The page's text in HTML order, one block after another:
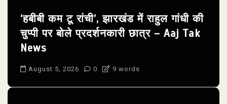
‘हबीबी कम टू रांची’, झारखंड में राहुल गांधी की
चुप्पी पर बोले प्रदर्शनकारी छात्र – Aaj Tak
News
August 5, 2026 0 9 words